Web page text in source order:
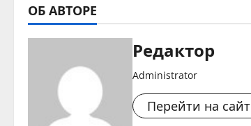
ОБ АВТОРЕ
Редактор
Administrator
Перейти на сайт